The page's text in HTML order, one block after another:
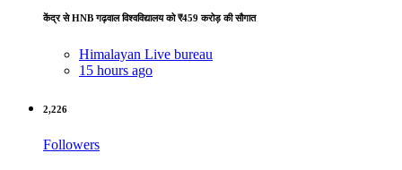
केंद्र से HNB गढ़वाल विश्वविद्यालय को ₹459 करोड़ की सौगात
Himalayan Live bureau
15 hours ago
2,226
Followers